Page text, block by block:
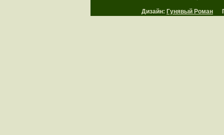
Дизайн: Гунявый Роман